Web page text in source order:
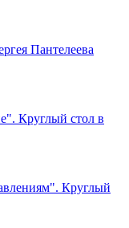
Пантелеева
Круглый стол в
Круглый